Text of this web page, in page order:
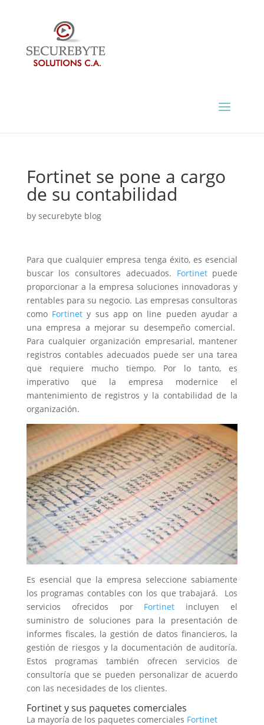
Fortinet se pone a cargo
de su contabilidad
by securebyte blog
Para que cualquier empresa tenga éxito, es esencial
buscar los consultores adecuados. Fortinetpuede
proporcionar a la empresa soluciones innovadoras y
rentables para su negocio. Las empresas consultoras
como Fortinet y sus app on line pueden ayudar a
una empresa a mejorar su desempeño comercial.
Para cualquier organización empresarial, mantener
registros contables adecuados puede ser una tarea
que requiere mucho tiempo. Por lo tanto, es
imperativo que la empresa modernice el
mantenimiento de registros y la contabilidad de la
organización.
Es esencial que la empresa seleccione sabiamente
los programas contables con los que trabajará. Los
servicios ofrecidos por Fortinet incluyen el
suministro de soluciones para la presentación de
informes fiscales, la gestión de datos financieros, la
gestión de riesgos y la documentación de auditoría.
Estos programas también ofrecen servicios de
consultoría que se pueden personalizar de acuerdo
con las necesidades de los clientes.
Fortinet y sus paquetes comerciales
La mayoría de los paquetes comerciales Fortinet